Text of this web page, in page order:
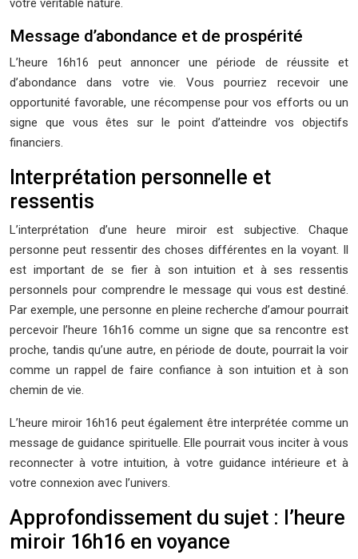
votre véritable nature.
Message d’abondance et de prospérité
L’heure 16h16 peut annoncer une période de réussite et
d’abondance dans votre vie. Vous pourriez recevoir une
opportunité favorable, une récompense pour vos efforts ou un
signe que vous êtes sur le point d’atteindre vos objectifs
financiers.
Interprétation personnelle et
ressentis
L’interprétation d’une heure miroir est subjective. Chaque
personne peut ressentir des choses différentes en la voyant. Il
est important de se fier à son intuition et à ses ressentis
personnels pour comprendre le message qui vous est destiné.
Par exemple, une personne en pleine recherche d’amour pourrait
percevoir l’heure 16h16 comme un signe que sa rencontre est
proche, tandis qu’une autre, en période de doute, pourrait la voir
comme un rappel de faire confiance à son intuition et à son
chemin de vie.
L’heure miroir 16h16 peut également être interprétée comme un
message de guidance spirituelle. Elle pourrait vous inciter à vous
reconnecter à votre intuition, à votre guidance intérieure et à
votre connexion avec l’univers.
Approfondissement du sujet : l’heure
miroir 16h16 en voyance